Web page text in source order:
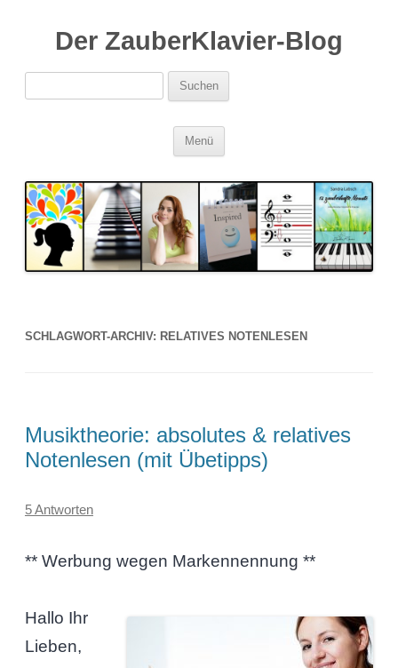
Der ZauberKlavier-Blog
Suchen
nach:
Menü
SCHLAGWORT-ARCHIV: RELATIVES NOTENLESEN
Musiktheorie: absolutes & relatives
Notenlesen (mit Übetipps)
5 Antworten
** Werbung wegen Markennennung **
Hallo Ihr
Lieben,